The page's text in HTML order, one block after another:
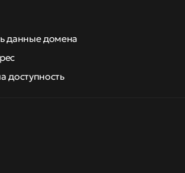
данные домена
доступность